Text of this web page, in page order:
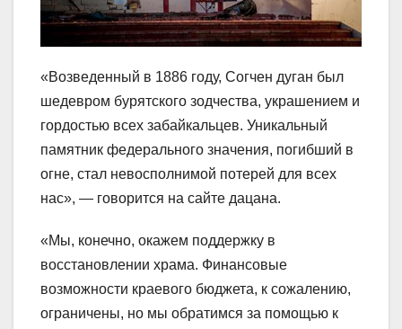
«Возведенный в 1886 году, Согчен дуган был
шедевром бурятского зодчества, украшением и
гордостью всех забайкальцев. Уникальный
памятник федерального значения, погибший в
огне, стал невосполнимой потерей для всех
нас», — говорится на сайте дацана.
«Мы, конечно, окажем поддержку в
восстановлении храма. Финансовые
возможности краевого бюджета, к сожалению,
ограничены, но мы обратимся за помощью к